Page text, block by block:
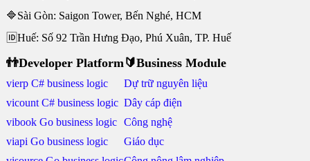
🔷Sài Gòn: Saigon Tower, Bến Nghé, HCM
🆔Huế: Số 92 Trần Hưng Đạo, Phú Xuân, TP. Huế
👬Developer Platform
vierp C# business logic
vicount C# business logic
vibook Go business logic
viapi Go business logic
🔰Business Module
Dự trữ nguyên liệu
Dây cáp điện
Công nghệ
Giáo dục